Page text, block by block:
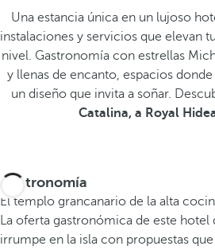
Una estancia única en un lujoso
instalaciones y servicios que elevan
nivel. Gastronomía con estrellas
y llenas de encanto, espacios
un diseño que invita a soñar.
Catalina, a Royal
Gastronomía
El templo grancanario de la alta
La oferta gastronómica de este
irrumpe en la isla con propuestas